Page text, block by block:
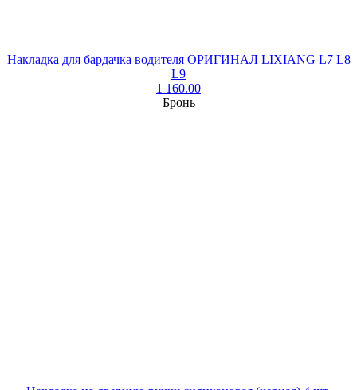
Накладка для бардачка водителя ОРИГИНАЛ LIXIANG L7 L8
L9
1 160.00
Бронь